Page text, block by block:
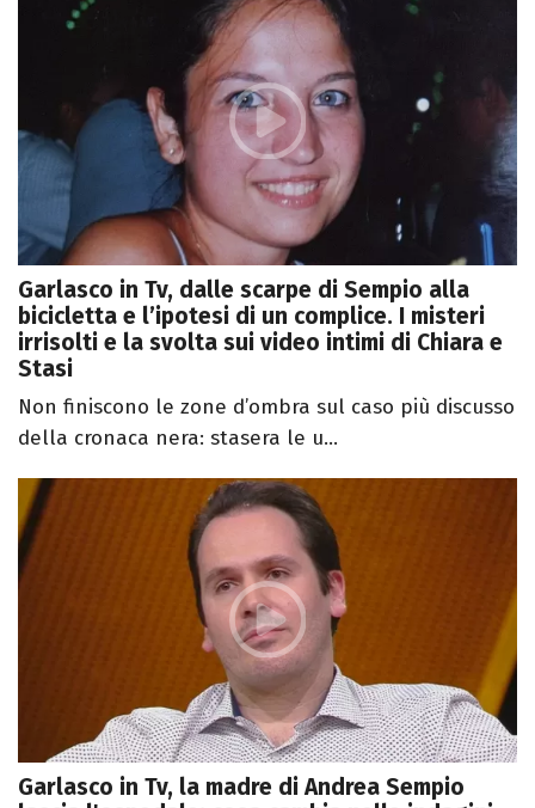
Garlasco in Tv, dalle scarpe di Sempio alla
bicicletta e l’ipotesi di un complice. I misteri
irrisolti e la svolta sui video intimi di Chiara e
Stasi
Non finiscono le zone d’ombra sul caso più discusso
della cronaca nera: stasera le u...
Garlasco in Tv, la madre di Andrea Sempio